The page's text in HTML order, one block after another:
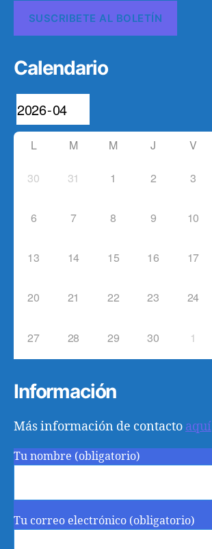
Calendario
L M M J V
30 31 1 2 3
6 7 8 9 10
13 14 15 16 17
20 21 22 23 24
27 28 29 30 1
Información
Más información de contacto aquí
Tu nombre (obligatorio)
Tu correo electrónico (obligatorio)